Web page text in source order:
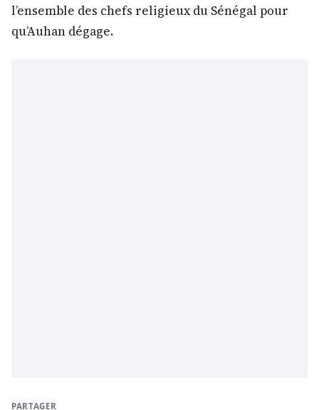
l’ensemble des chefs religieux du Sénégal pour
qu’Auhan dégage.
PARTAGER